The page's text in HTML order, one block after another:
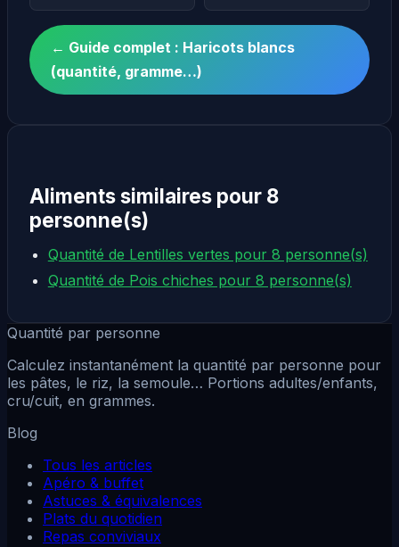
← Guide complet : Haricots blancs
(quantité, gramme…)
Aliments similaires pour 8
personne(s)
Quantité de Lentilles vertes pour 8 personne(s)
Quantité de Pois chiches pour 8 personne(s)
Quantité par personne
Calculez instantanément la quantité par personne pour
les pâtes, le riz, la semoule… Portions adultes/enfants,
cru/cuit, en grammes.
Blog
Tous les articles
Apéro & buffet
Astuces & équivalences
Plats du quotidien
Repas conviviaux